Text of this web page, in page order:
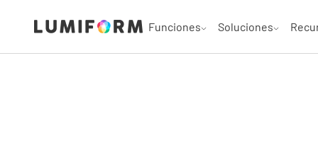
Funciones Soluciones